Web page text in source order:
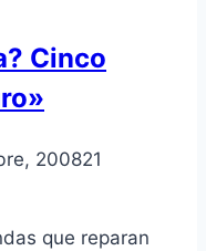
Cinco
200821
que reparan